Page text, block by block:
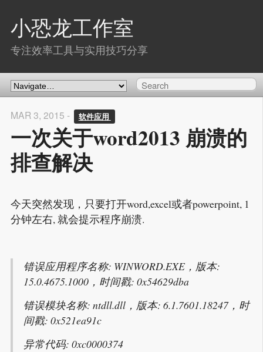
小恐龙工作室
专注效率工具与实用技巧分享
MAR 3, 2015 - 软件应用
一次关于word2013 崩溃的
排查解决
今天突然发现，只要打开word,excel或者powerpoint, 1
分钟左右, 就会提示程序崩溃.
错误应用程序名称: WINWORD.EXE，版本:
15.0.4675.1000，时间戳: 0x54629dba
错误模块名称: ntdll.dll，版本: 6.1.7601.18247，时
间戳: 0x521ea91c
异常代码: 0xc0000374